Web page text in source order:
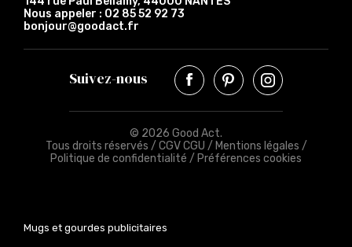
Nous appeler : 02 85 52 92 73
bonjour@goodact.fr
Suivez-nous
© 2026 Good Act.
Tous droits réservés / CGV CGU / Mentions légales /
Politique de confidentialité / Préférences cookies
Mugs et gourdes publicitaires